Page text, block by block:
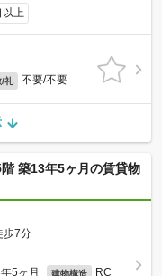
以上
/礼 不要/不要
築13年5ヶ月の賃貸物
歩7分
5ヶ月 建物構造 RC